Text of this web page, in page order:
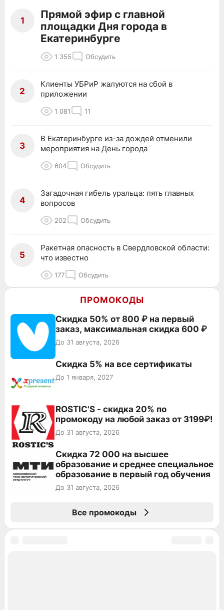
1
Прямой эфир с главной
площадки Дня города в
Екатеринбурге
1 355 Обсудить
2
Клиенты УБРиР жалуются на сбой в
приложении
1 081 11
3
В Екатеринбурге из-за дождей отменили
мероприятия на День города
604 Обсудить
4
Загадочная гибель уральца: пять главных
вопросов
202 Обсудить
5
Ракетная опасность в Свердловской области:
что известно
177 Обсудить
ПРОМОКОДЫ
Скидка 50% от 800 ₽ на первый
заказ, максимальная скидка 600 ₽
До 31 августа, 2026
Скидка 5% на все сертификаты
До 1 января, 2027
ROSTIC'S - скидка 20% по
промокоду на любой заказ от 3199₽!
До 31 августа, 2026
Скидка 72 000 на высшее
образование и среднее специальное
образование в первый год обучения
До 31 августа, 2026
Все промокоды